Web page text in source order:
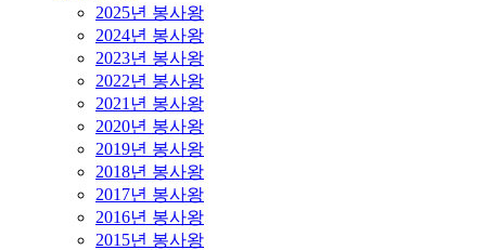
2025년 봉사왕
2024년 봉사왕
2023년 봉사왕
2022년 봉사왕
2021년 봉사왕
2020년 봉사왕
2019년 봉사왕
2018년 봉사왕
2017년 봉사왕
2016년 봉사왕
2015년 봉사왕